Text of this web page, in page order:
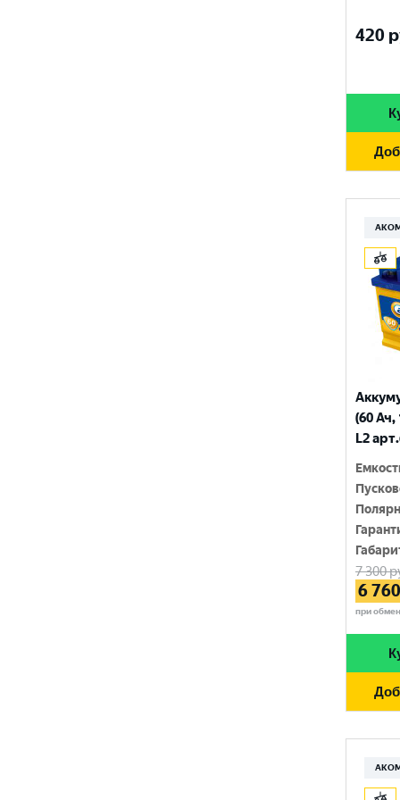
420
(60 Ач,
L2
7 300
6 760
при